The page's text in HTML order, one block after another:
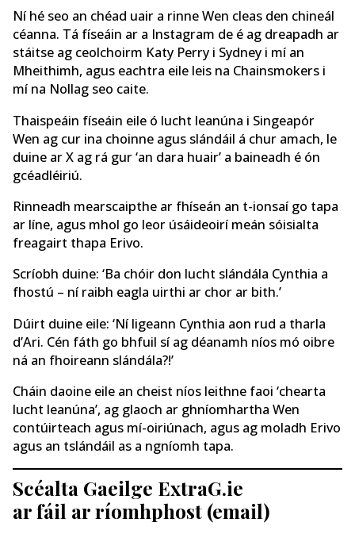
Ní hé seo an chéad uair a rinne Wen cleas den chineál
céanna. Tá físeáin ar a Instagram de é ag dreapadh ar
stáitse ag ceolchoirm Katy Perry i Sydney i mí an
Mheithimh, agus eachtra eile leis na Chainsmokers i
mí na Nollag seo caite.
Thaispeáin físeáin eile ó lucht leanúna i Singeapór
Wen ag cur ina choinne agus slándáil á chur amach, le
duine ar X ag rá gur ‘an dara huair’ a baineadh é ón
gcéadléiriú.
Rinneadh mearscaipthe ar fhíseán an t-ionsaí go tapa
ar líne, agus mhol go leor úsáideoirí meán sóisialta
freagairt thapa Erivo.
Scríobh duine: ‘Ba chóir don lucht slándála Cynthia a
fhostú – ní raibh eagla uirthi ar chor ar bith.’
Dúirt duine eile: ‘Ní ligeann Cynthia aon rud a tharla
d’Ari. Cén fáth go bhfuil sí ag déanamh níos mó oibre
ná an fhoireann slándála?!’
Cháin daoine eile an cheist níos leithne faoi ‘chearta
lucht leanúna’, ag glaoch ar ghníomhartha Wen
contúirteach agus mí-oiriúnach, agus ag moladh Erivo
agus an tslándáil as a ngníomh tapa.
Scéalta Gaeilge ExtraG.ie
ar fáil ar ríomhphost (email)